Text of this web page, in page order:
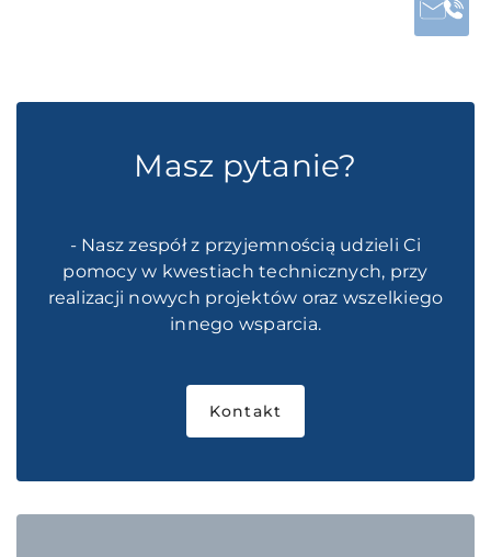
Masz pytanie?
- Nasz zespół z przyjemnością udzieli Ci
pomocy w kwestiach technicznych, przy
realizacji nowych projektów oraz wszelkiego
innego wsparcia.
Kontakt